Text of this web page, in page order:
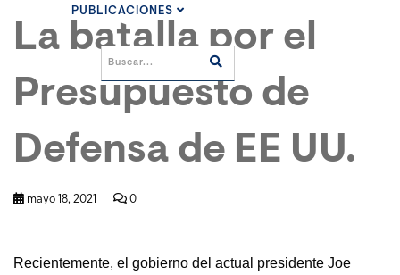
PUBLICACIONES
La batalla por el
Presupuesto de
Defensa de EE UU.
mayo 18, 2021 0
Recientemente, el gobierno del actual presidente Joe